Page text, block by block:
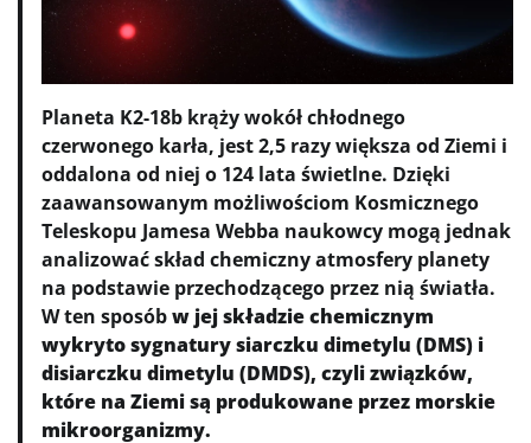
Planeta K2-18b krąży wokół chłodnego
czerwonego karła, jest 2,5 razy większa od Ziemi i
oddalona od niej o 124 lata świetlne. Dzięki
zaawansowanym możliwościom Kosmicznego
Teleskopu Jamesa Webba naukowcy mogą jednak
analizować skład chemiczny atmosfery planety
na podstawie przechodzącego przez nią światła.
W ten sposóbw jej składzie chemicznym
wykryto sygnatury siarczku dimetylu (DMS) i
disiarczku dimetylu (DMDS), czyli związków,
które na Ziemi są produkowane przez morskie
mikroorganizmy.